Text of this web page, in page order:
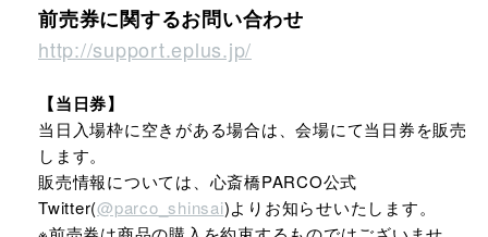
前売券に関するお問い合わせ
http://support.eplus.jp/
【当日券】
当日入場枠に空きがある場合は、会場にて当日券を販売
します。
販売情報については、心斎橋PARCO公式
Twitter(@parco_shinsai)よりお知らせいたします。